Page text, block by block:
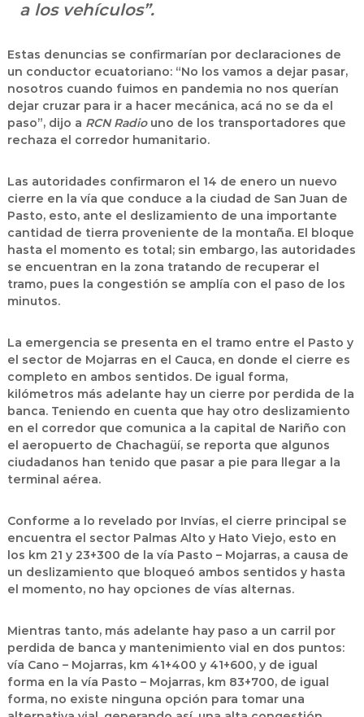
a los vehículos”.
Estas denuncias se confirmarían por declaraciones de
un conductor ecuatoriano: “No los vamos a dejar pasar,
nosotros cuando fuimos en pandemia no nos querían
dejar cruzar para ir a hacer mecánica, acá no se da el
paso”, dijo a RCN Radio uno de los transportadores que
rechaza el corredor humanitario.
Las autoridades confirmaron el 14 de enero un nuevo
cierre en la vía que conduce a la ciudad de San Juan de
Pasto, esto, ante el deslizamiento de una importante
cantidad de tierra proveniente de la montaña. El bloque
hasta el momento es total; sin embargo, las autoridades
se encuentran en la zona tratando de recuperar el
tramo, pues la congestión se amplía con el paso de los
minutos.
La emergencia se presenta en el tramo entre el Pasto y
el sector de Mojarras en el Cauca, en donde el cierre es
completo en ambos sentidos. De igual forma,
kilómetros más adelante hay un cierre por perdida de la
banca. Teniendo en cuenta que hay otro deslizamiento
en el corredor que comunica a la capital de Nariño con
el aeropuerto de Chachagüí, se reporta que algunos
ciudadanos han tenido que pasar a pie para llegar a la
terminal aérea.
Conforme a lo revelado por Invías, el cierre principal se
encuentra el sector Palmas Alto y Hato Viejo, esto en
los km 21 y 23+300 de la vía Pasto – Mojarras, a causa de
un deslizamiento que bloqueó ambos sentidos y hasta
el momento, no hay opciones de vías alternas.
Mientras tanto, más adelante hay paso a un carril por
perdida de banca y mantenimiento vial en dos puntos:
vía Cano – Mojarras, km 41+400 y 41+600, y de igual
forma en la vía Pasto – Mojarras, km 83+700, de igual
forma, no existe ninguna opción para tomar una